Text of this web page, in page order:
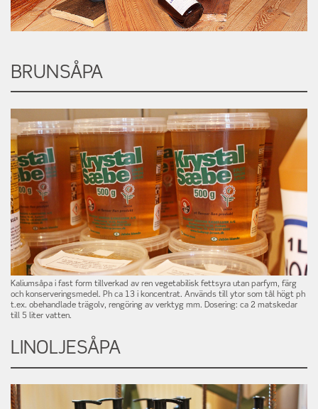
BRUNSÅPA
Kaliumsåpa i fast form tillverkad av ren vegetabilisk fettsyra utan parfym, färg
och konserveringsmedel. Ph ca 13 i koncentrat. Används till ytor som tål högt ph
t.ex. obehandlade trägolv, rengöring av verktyg mm. Dosering: ca 2 matskedar
till 5 liter vatten.
LINOLJESÅPA